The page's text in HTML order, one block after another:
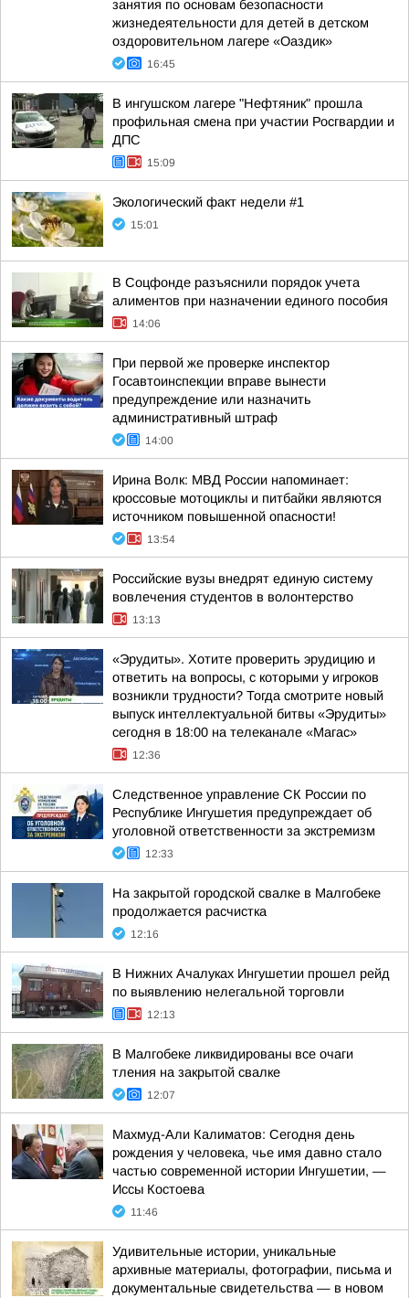
занятия по основам безопасности
жизнедеятельности для детей в детском
оздоровительном лагере «Оаздик»
16:45
В ингушском лагере "Нефтяник" прошла
профильная смена при участии Росгвардии и
ДПС
15:09
Экологический факт недели #1
15:01
В Соцфонде разъяснили порядок учета
алиментов при назначении единого пособия
14:06
При первой же проверке инспектор
Госавтоинспекции вправе вынести
предупреждение или назначить
административный штраф
14:00
Ирина Волк: МВД России напоминает:
кроссовые мотоциклы и питбайки являются
источником повышенной опасности!
13:54
Российские вузы внедрят единую систему
вовлечения студентов в волонтерство
13:13
«Эрудиты». Хотите проверить эрудицию и
ответить на вопросы, с которыми у игроков
возникли трудности? Тогда смотрите новый
выпуск интеллектуальной битвы «Эрудиты»
сегодня в 18:00 на телеканале «Магас»
12:36
Следственное управление СК России по
Республике Ингушетия предупреждает об
уголовной ответственности за экстремизм
12:33
На закрытой городской свалке в Малгобеке
продолжается расчистка
12:16
В Нижних Ачалуках Ингушетии прошел рейд
по выявлению нелегальной торговли
12:13
В Малгобеке ликвидированы все очаги
тления на закрытой свалке
12:07
Махмуд-Али Калиматов: Сегодня день
рождения у человека, чье имя давно стало
частью современной истории Ингушетии, —
Иссы Костоева
11:46
Удивительные истории, уникальные
архивные материалы, фотографии, письма и
документальные свидетельства — в новом